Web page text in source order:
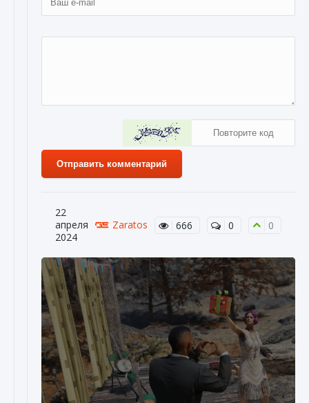
Отправить комментарий
22
апреля
2024
Zaratos 666 0 0